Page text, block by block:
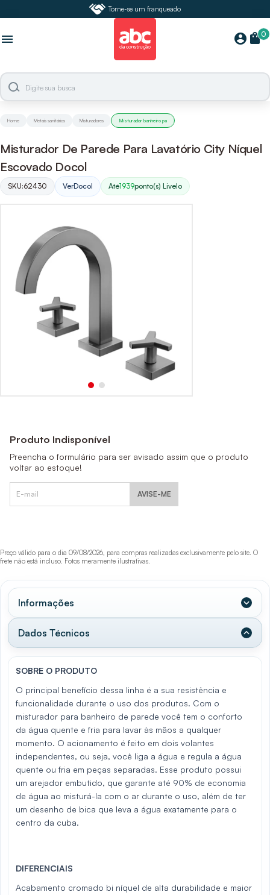
Torne-se um franqueado
menu account_circle 0
shopping_bag
Home Metais sanitários Misturadores Misturador banheiro pa
Misturador De Parede Para Lavatório City Níquel
Escovado Docol
SKU:62430 VerDocol Até1939ponto(s) Livelo
Produto Indisponível
Preencha o formulário para ser avisado assim que o produto
voltar ao estoque!
AVISE-ME
Preço válido para o dia 09/08/2026, para compras realizadas exclusivamente pelo site. O
frete não está incluso. Fotos meramente ilustrativas.
Informações
Dados Técnicos
SOBRE O PRODUTO
O principal benefício dessa linha é a sua resistência e
funcionalidade durante o uso dos produtos. Com o
misturador para banheiro de parede você tem o conforto
da água quente e fria para lavar às mãos a qualquer
momento. O acionamento é feito em dois volantes
independentes, ou seja, você liga a água e regula a água
quente ou fria em peças separadas. Esse produto possui
um arejador embutido, que garante até 90% de economia
de água ao misturá-la com o ar durante o uso, além de ter
um desenho de bica que leva a água exatamente para o
centro da cuba.
DIFERENCIAIS
Acabamento cromado bi níquel de alta durabilidade e maior